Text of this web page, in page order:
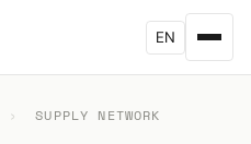
EN
›
SUPPLY NETWORK